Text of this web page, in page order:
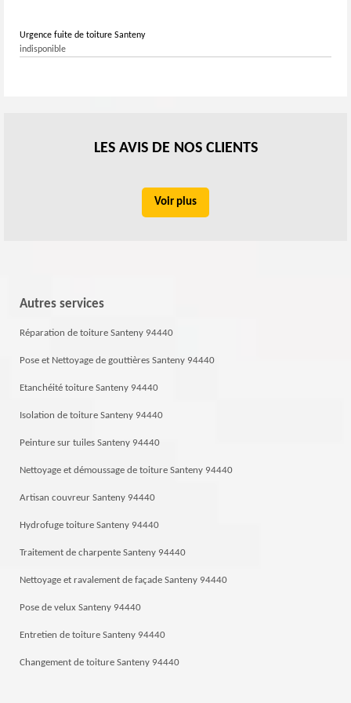
Urgence fuite de toiture Santeny
indisponible
LES AVIS DE NOS CLIENTS
Voir plus
Autres services
Réparation de toiture Santeny 94440
Pose et Nettoyage de gouttières Santeny 94440
Etanchéité toiture Santeny 94440
Isolation de toiture Santeny 94440
Peinture sur tuiles Santeny 94440
Nettoyage et démoussage de toiture Santeny 94440
Artisan couvreur Santeny 94440
Hydrofuge toiture Santeny 94440
Traitement de charpente Santeny 94440
Nettoyage et ravalement de façade Santeny 94440
Pose de velux Santeny 94440
Entretien de toiture Santeny 94440
Changement de toiture Santeny 94440